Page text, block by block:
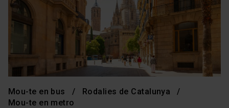
Mou-te en bus
Rodalies de Catalunya
Mou-te en metro